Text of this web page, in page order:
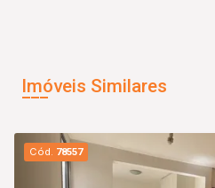
Imóveis Similares
Cód. 78557